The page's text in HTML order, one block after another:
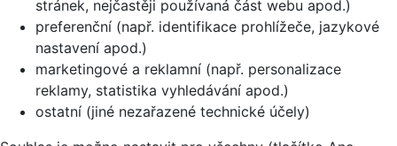
stránek, nejčastěji používaná část webu apod.)
preferenční (např. identifikace prohlížeče, jazykové
nastavení apod.)
marketingové a reklamní (např. personalizace
reklamy, statistika vyhledávání apod.)
ostatní (jiné nezařazené technické účely)